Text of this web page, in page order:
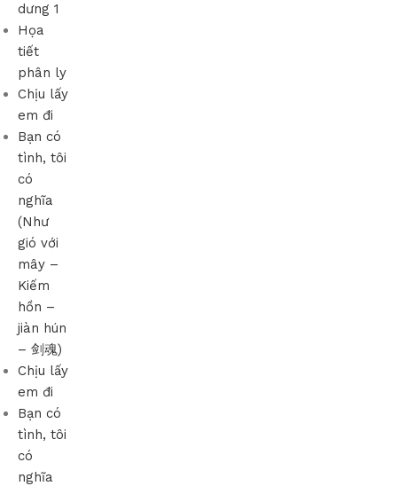
dưng 1
Họa
tiết
phân ly
Chịu lấy
em đi
Bạn có
tình, tôi
có
nghĩa
(Như
gió với
mây –
Kiếm
hồn –
jiàn hún
– 剑魂)
Chịu lấy
em đi
Bạn có
tình, tôi
có
nghĩa